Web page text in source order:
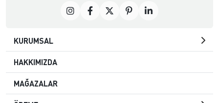
KURUMSAL
HAKKIMIZDA
MAĞAZALAR